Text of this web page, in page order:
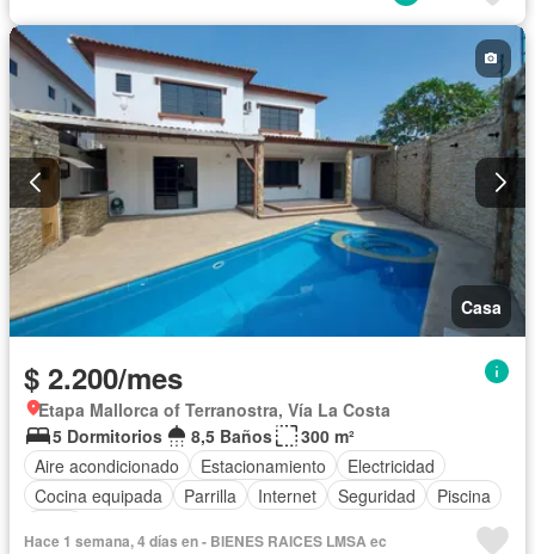
Casa
$ 2.200/mes
Etapa Mallorca of Terranostra, Vía La Costa
5 Dormitorios
8,5 Baños
300 m²
Aire acondicionado
Estacionamiento
Electricidad
Cocina equipada
Parrilla Internet Seguridad
Piscina
Hace 1 semana, 4 días en - BIENES RAICES LMSA ec